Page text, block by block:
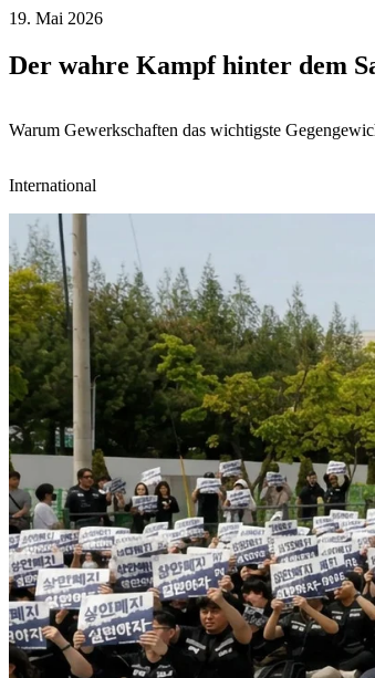
19. Mai 2026
Der wahre Kampf hinter dem
Warum Gewerkschaften das wichtigste
International